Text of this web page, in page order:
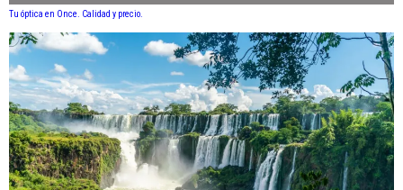
Tu óptica en Once. Calidad y precio.